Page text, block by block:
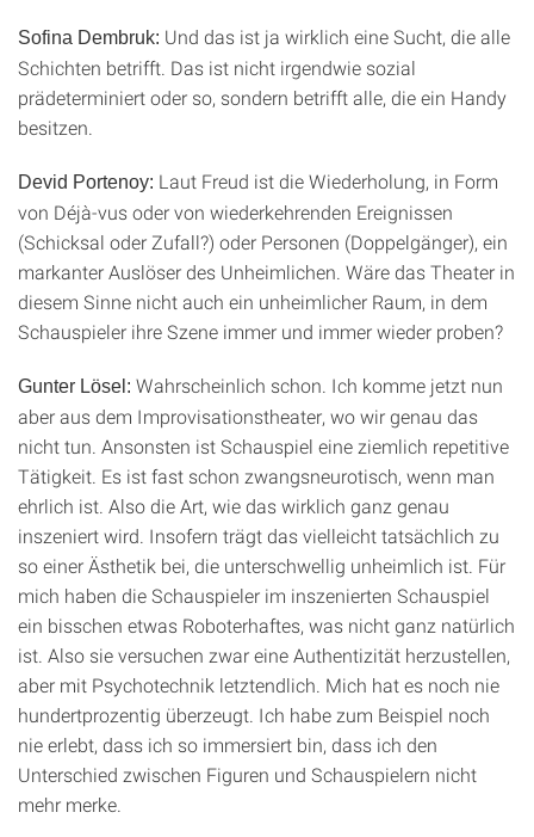
Sofina Dembruk: Und das ist ja wirklich eine Sucht, die alle
Schichten betrifft. Das ist nicht irgendwie sozial
prädeterminiert oder so, sondern betrifft alle, die ein Handy
besitzen.
Devid Portenoy: Laut Freud ist die Wiederholung, in Form
von Déjà-vus oder von wiederkehrenden Ereignissen
(Schicksal oder Zufall?) oder Personen (Doppelgänger), ein
markanter Auslöser des Unheimlichen. Wäre das Theater in
diesem Sinne nicht auch ein unheimlicher Raum, in dem
Schauspieler ihre Szene immer und immer wieder proben?
Gunter Lösel: Wahrscheinlich schon. Ich komme jetzt nun
aber aus dem Improvisationstheater, wo wir genau das
nicht tun. Ansonsten ist Schauspiel eine ziemlich repetitive
Tätigkeit. Es ist fast schon zwangsneurotisch, wenn man
ehrlich ist. Also die Art, wie das wirklich ganz genau
inszeniert wird. Insofern trägt das vielleicht tatsächlich zu
so einer Ästhetik bei, die unterschwellig unheimlich ist. Für
mich haben die Schauspieler im inszenierten Schauspiel
ein bisschen etwas Roboterhaftes, was nicht ganz natürlich
ist. Also sie versuchen zwar eine Authentizität herzustellen,
aber mit Psychotechnik letztendlich. Mich hat es noch nie
hundertprozentig überzeugt. Ich habe zum Beispiel noch
nie erlebt, dass ich so immersiert bin, dass ich den
Unterschied zwischen Figuren und Schauspielern nicht
mehr merke.